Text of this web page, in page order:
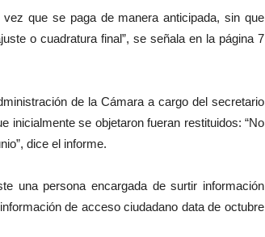
que se paga de manera anticipada, sin que
o cuadratura final”, se señala en la página 7
de la Cámara a cargo del secretario
inicialmente se objetaron fueran restituidos: “No
dice el informe.
una persona encargada de surtir información
de acceso ciudadano data de octubre